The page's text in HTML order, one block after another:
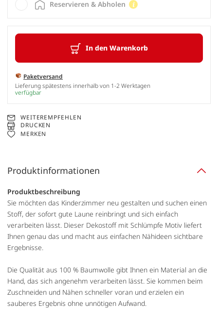
In den Warenkorb
Paketversand
Lieferung spätestens innerhalb von 1-2 Werktagen
verfügbar
Reservieren & Abholen
WEITEREMPFEHLEN
DRUCKEN
MERKEN
Produktinformationen
Produktbeschreibung
Sie möchten das Kinderzimmer neu gestalten und suchen einen
Stoff, der sofort gute Laune reinbringt und sich einfach
verarbeiten lässt. Dieser Dekostoff mit Schlümpfe Motiv liefert
Ihnen genau das und macht aus einfachen Nähideen sichtbare
Ergebnisse.
Die Qualität aus 100 % Baumwolle gibt Ihnen ein Material an die
Hand, das sich angenehm verarbeiten lässt. Sie kommen beim
Zuschneiden und Nähen schneller voran und erzielen ein
sauberes Ergebnis ohne unnötigen Aufwand.